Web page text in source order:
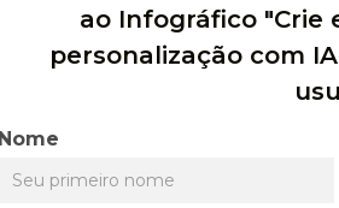
ao Infográfico "Crie
personalização com
Nome